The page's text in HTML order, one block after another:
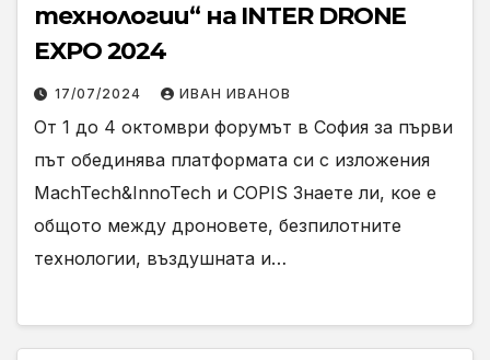
технологии“ на INTER DRONE
EXPO 2024
17/07/2024 ИВАН ИВАНОВ
От 1 до 4 октомври форумът в София за първи
път обединява платформата си с изложения
MachTech&InnoTech и COPIS Знаете ли, кое е
общото между дроновете, безпилотните
технологии, въздушната и…